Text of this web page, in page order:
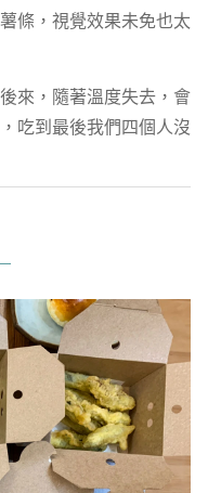
條，視覺效果未免也太
來，隨著溫度失去，會
吃到最後我們四個人沒